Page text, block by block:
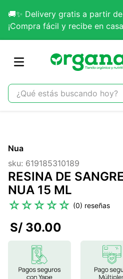
🚚✨ Delivery gratis a partir
¡Compra fácil y recibe en
¿Qué estás buscando hoy?
2.
3.
colageno
4 .
kefir
5 .
glicinato magnesio
stevia
9.
ashwagandha
Nua
sku: 619185310189
RESINA DE
NUA 15 ML
☆☆☆☆☆ (0)
S/ 30.00